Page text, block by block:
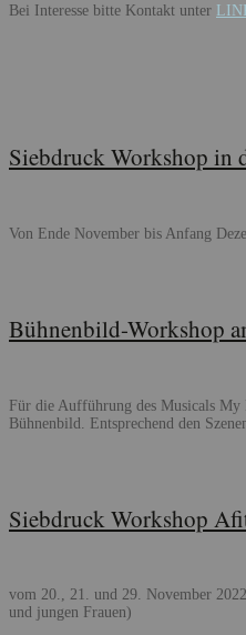
Bei Interesse bitte Kontakt unter
Siebdruck Workshop in
Von Ende November bis Anfang
Bühnenbild-Workshop
Für die Aufführung des Musicals My
Bühnenbild. Entsprechend den
Siebdruck Workshop
vom 20., 21. und 29. November
und jungen Frauen)